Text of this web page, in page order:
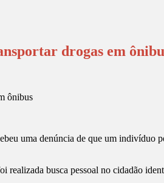
drogas em
uma denúncia de que um indivíduo
realizada busca pessoal no cidadão